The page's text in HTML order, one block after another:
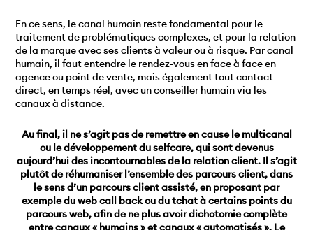
En ce sens, le canal humain reste fondamental pour le
traitement de problématiques complexes, et pour la relation
de la marque avec ses clients à valeur ou à risque. Par canal
humain, il faut entendre le rendez-vous en face à face en
agence ou point de vente, mais également tout contact
direct, en temps réel, avec un conseiller humain via les
canaux à distance.
Au final, il ne s’agit pas de remettre en cause le multicanal
ou le développement du selfcare, qui sont devenus
aujourd’hui des incontournables de la relation client. Il s’agit
plutôt de réhumaniser l’ensemble des parcours client, dans
le sens d’un parcours client assisté, en proposant par
exemple du web call back ou du tchat à certains points du
parcours web, afin de ne plus avoir dichotomie complète
entre canaux « humains » et canaux « automatisés ». Le